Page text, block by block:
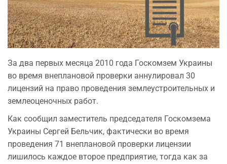
За два первых месяца 2010 года Госкомзем Украины
во время внеплановой проверки аннулировал 30
лицензий на право проведения землеустроительных и
землеоценочных работ.
Как сообщил заместитель председателя Госкомзема
Украины Сергей Бельчик, фактически во время
проведения 71 внеплановой проверки лицензии
лишилось каждое второе предприятие, тогда как за